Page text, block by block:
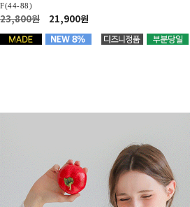
F(44-88)
23,800원 21,900원